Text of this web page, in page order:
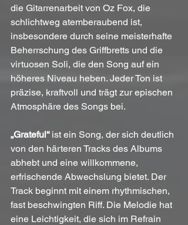
die Gitarrenarbeit von Oz Fox, die
schlichtweg atemberaubend ist,
insbesondere durch seine meisterhafte
Beherrschung des Griffbretts und die
virtuosen Soli, die den Song auf ein
höheres Niveau heben. Jeder Ton ist
präzise, kraftvoll und trägt zur epischen
Atmosphäre des Songs bei.
„Grateful“ ist ein Song, der sich deutlich
von den härteren Tracks des Albums
abhebt und eine willkommene,
erfrischende Abwechslung bietet. Der
Track beginnt mit einem rhythmischen,
fast beschwingten Riff. Die Melodie hat
eine Leichtigkeit, die sich im Refrain